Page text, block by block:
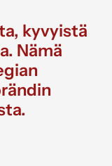
kyvyistä
Nämä